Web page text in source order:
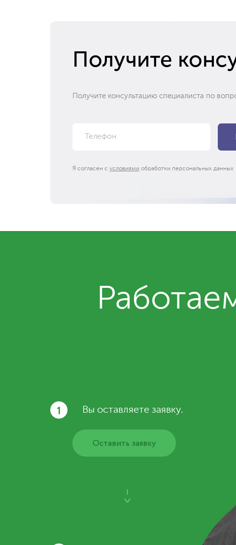
Получите
Получите консультацию специалиста по
Я согласен с условиями обработки персональных данных
1 Вы оставляете заявку.
Оставить заявку